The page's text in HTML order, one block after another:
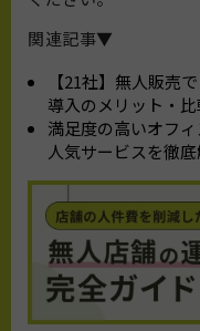
関連記事▼
【21社】無人販売
導入のメリット・
満足度の高いオフ
人気サービスを徹